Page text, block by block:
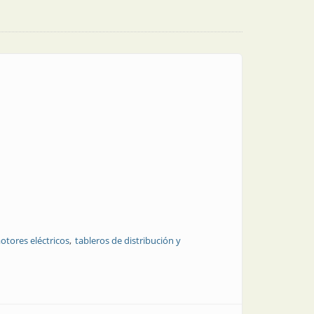
eléctricos tableros de distribución y